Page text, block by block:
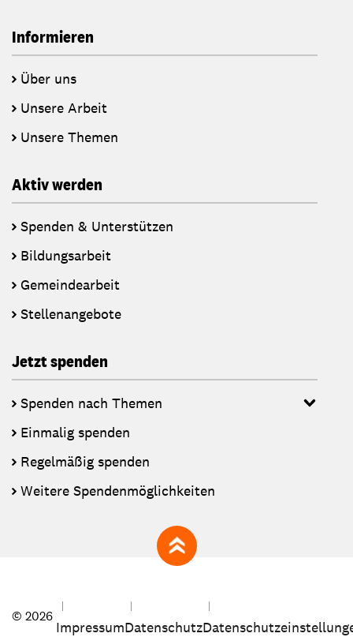
Informieren
Über uns
Unsere Arbeit
Unsere Themen
Aktiv werden
Spenden & Unterstützen
Bildungsarbeit
Gemeindearbeit
Stellenangebote
Jetzt spenden
Spenden nach Themen
Einmalig spenden
Regelmäßig spenden
Weitere Spendenmöglichkeiten
zum Seitenanfang
© 2026
ImpressumDatenschutz